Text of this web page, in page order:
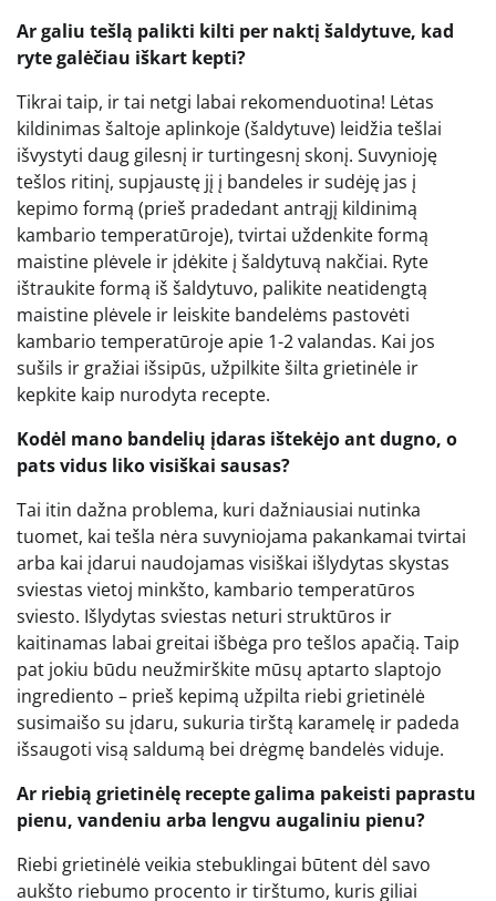
Ar galiu tešlą palikti kilti per naktį šaldytuve, kad
ryte galėčiau iškart kepti?
Tikrai taip, ir tai netgi labai rekomenduotina! Lėtas
kildinimas šaltoje aplinkoje (šaldytuve) leidžia tešlai
išvystyti daug gilesnį ir turtingesnį skonį. Suvynioję
tešlos ritinį, supjaustę jį į bandeles ir sudėję jas į
kepimo formą (prieš pradedant antrąjį kildinimą
kambario temperatūroje), tvirtai uždenkite formą
maistine plėvele ir įdėkite į šaldytuvą nakčiai. Ryte
ištraukite formą iš šaldytuvo, palikite neatidengtą
maistine plėvele ir leiskite bandelėms pastovėti
kambario temperatūroje apie 1-2 valandas. Kai jos
sušils ir gražiai išsipūs, užpilkite šilta grietinėle ir
kepkite kaip nurodyta recepte.
Kodėl mano bandelių įdaras ištekėjo ant dugno, o
pats vidus liko visiškai sausas?
Tai itin dažna problema, kuri dažniausiai nutinka
tuomet, kai tešla nėra suvyniojama pakankamai tvirtai
arba kai įdarui naudojamas visiškai išlydytas skystas
sviestas vietoj minkšto, kambario temperatūros
sviesto. Išlydytas sviestas neturi struktūros ir
kaitinamas labai greitai išbėga pro tešlos apačią. Taip
pat jokiu būdu neužmirškite mūsų aptarto slaptojo
ingrediento – prieš kepimą užpilta riebi grietinėlė
susimaišo su įdaru, sukuria tirštą karamelę ir padeda
išsaugoti visą saldumą bei drėgmę bandelės viduje.
Ar riebią grietinėlę recepte galima pakeisti paprastu
pienu, vandeniu arba lengvu augaliniu pienu?
Riebi grietinėlė veikia stebuklingai būtent dėl savo
aukšto riebumo procento ir tirštumo, kuris giliai